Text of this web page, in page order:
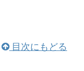
目次にもどる